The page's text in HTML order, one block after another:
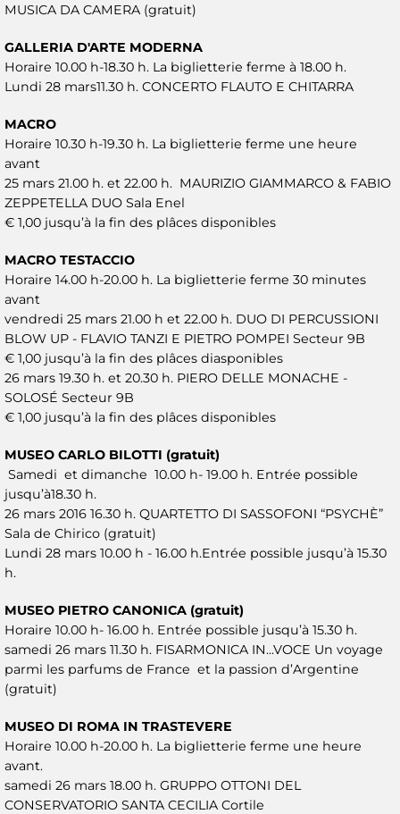
MUSICA DA CAMERA (gratuit)
GALLERIA D'ARTE MODERNA
Horaire 10.00 h-18.30 h. La biglietterie ferme à 18.00 h.
Lundi 28 mars11.30 h. CONCERTO FLAUTO E CHITARRA
MACRO
Horaire 10.30 h-19.30 h. La biglietterie ferme une heure
avant
25 mars 21.00 h. et 22.00 h. MAURIZIO GIAMMARCO & FABIO
ZEPPETELLA DUO Sala Enel
€ 1,00 jusqu’à la fin des plâces disponibles
MACRO TESTACCIO
Horaire 14.00 h-20.00 h. La biglietterie ferme 30 minutes
avant
vendredi 25 mars 21.00 h et 22.00 h. DUO DI PERCUSSIONI
BLOW UP - FLAVIO TANZI E PIETRO POMPEI Secteur 9B
€ 1,00 jusqu’à la fin des plâces diasponibles
26 mars 19.30 h. et 20.30 h. PIERO DELLE MONACHE -
SOLOSÉ Secteur 9B
€ 1,00 jusqu’à la fin des plâces disponibles
MUSEO CARLO BILOTTI (gratuit)
Samedi et dimanche 10.00 h- 19.00 h. Entrée possible
jusqu’à18.30 h.
26 mars 2016 16.30 h. QUARTETTO DI SASSOFONI “PSYCHÈ”
Sala de Chirico (gratuit)
Lundi 28 mars 10.00 h - 16.00 h.Entrée possible jusqu’à 15.30
h.
MUSEO PIETRO CANONICA (gratuit)
Horaire 10.00 h- 16.00 h. Entrée possible jusqu’à 15.30 h.
samedi 26 mars 11.30 h. FISARMONICA IN...VOCE Un voyage
parmi les parfums de France et la passion d’Argentine
(gratuit)
MUSEO DI ROMA IN TRASTEVERE
Horaire 10.00 h-20.00 h. La biglietterie ferme une heure
avant.
samedi 26 mars 18.00 h. GRUPPO OTTONI DEL
CONSERVATORIO SANTA CECILIA Cortile